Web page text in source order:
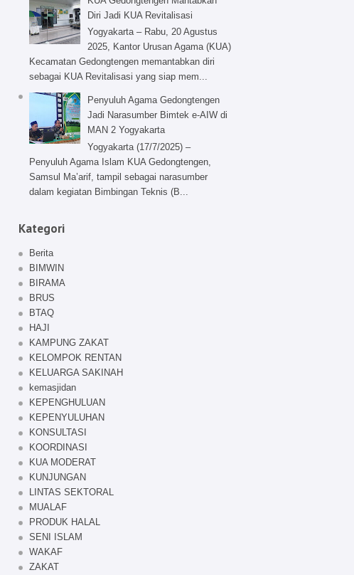
Diri Jadi KUA Revitalisasi
Yogyakarta – Rabu, 20 Agustus
2025, Kantor Urusan Agama (KUA)
Kecamatan Gedongtengen memantabkan diri
sebagai KUA Revitalisasi yang siap mem...
Penyuluh Agama Gedongtengen
Jadi Narasumber Bimtek e-AIW di
MAN 2 Yogyakarta
Yogyakarta (17/7/2025) –
Penyuluh Agama Islam KUA Gedongtengen,
Samsul Ma’arif, tampil sebagai narasumber
dalam kegiatan Bimbingan Teknis (B...
Kategori
Berita
BIMWIN
BIRAMA
BRUS
BTAQ
HAJI
KAMPUNG ZAKAT
KELOMPOK RENTAN
KELUARGA SAKINAH
kemasjidan
KEPENGHULUAN
KEPENYULUHAN
KONSULTASI
KOORDINASI
KUA MODERAT
KUNJUNGAN
LINTAS SEKTORAL
MUALAF
PRODUK HALAL
SENI ISLAM
WAKAF
ZAKAT